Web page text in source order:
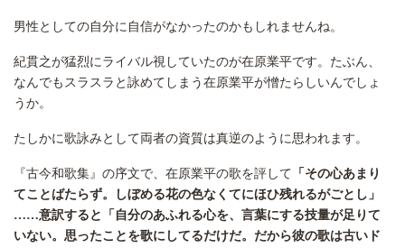
男性としての自分に自信がなかったのかもしれませんね。
紀貫之が猛烈にライバル視していたのが在原業平です。たぶん、
なんでもスラスラと詠めてしまう在原業平が憎たらしいんでしょ
うか。
たしかに歌詠みとして両者の資質は真逆のように思われます。
『古今和歌集』の序文で、在原業平の歌を評して 「その心あまり
てことばたらず。しぼめる花の色なくてにほひ残れるがごとし」
……意訳すると「自分のあふれる心を、言葉にする技量が足りて
いない。思ったことを歌にしてるだけだ。だから彼の歌は古いド